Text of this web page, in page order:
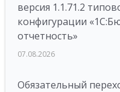
версия 1.1.71.2
конфигурации
отчетность»
07.08.2026
Обязательный